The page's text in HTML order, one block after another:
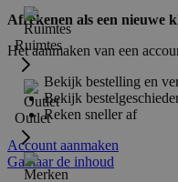
Ruimtes
Outlet
Afrekenen als een nieuwe
Het aanmaken van een
Bekijk bestelling en
Bekijk
Reken sneller af
Account aanmaken
Ga naar de inhoud